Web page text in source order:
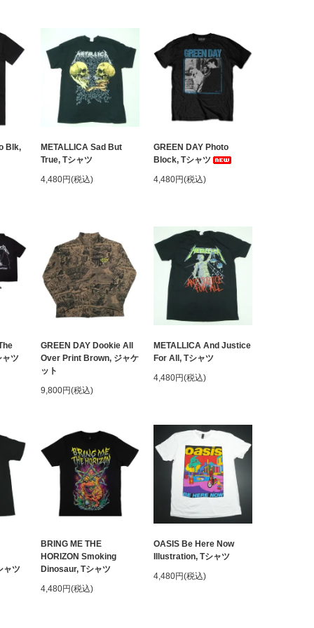
Blk,
METALLICA Sad But
True, Tシャツ
4,480円(税込)
GREEN DAY Photo
Block, Tシャツ
4,480円(税込)
ャツ
GREEN DAY Dookie All
Over Print Brown, ジャケ
ット
9,800円(税込)
METALLICA And Justice
For All, Tシャツ
4,480円(税込)
ャツ
BRING ME THE
HORIZON Smoking
Dinosaur, Tシャツ
4,480円(税込)
OASIS Be Here Now
Illustration, Tシャツ
4,480円(税込)